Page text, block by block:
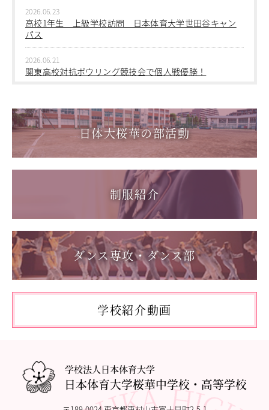
2026.06.09
中学１年 校外学習
2026.03.05
第三回桜華中学校あいさつ＋ひと言運動
2025.08.22
第55回全国中学校バスケットボール大会 サンアリーナせ
んだいin鹿児島
2026.06.23
高校1年生 上級学校訪問 日本体育大学世田谷キャン
パス
2026.06.21
関東高校対抗ボウリング競技会で個人戦優勝！
1学年総合スポーツコース キャンプ実習を実施しまし
た
2026.06.05
「日本選手権水泳競技大会」に出場しました。
「59th Japan Rookies Cup 2026」に出場しました。
2026.05.17
「第62回東日本選手権大会」に出場しました。
2026.05.10
「国民スポーツ大会東京都予選」に出場しました。
2026.05.03
「THE DANCE WORLDS 2026」に出場しました。
2026.04.27
日体大桜華の部活動
制服紹介
ダンス専攻・ダンス部
学校紹介動画
学校法人日本体育大学
日本体育大学桜華中学校・高等学校